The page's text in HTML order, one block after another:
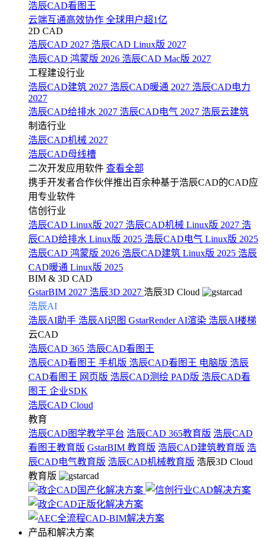
浩辰CAD看图王
云端互通高效协作 全球用户超1亿
2D CAD
浩辰CAD 2027 浩辰CAD Linux版 2027
浩辰CAD 鸿蒙版 2026 浩辰CAD Mac版 2027
工程建设行业
浩辰CAD建筑 2027 浩辰CAD暖通 2027 浩辰CAD电力
2027
浩辰CAD给排水 2027 浩辰CAD电气 2027 浩辰云建筑
制造行业
浩辰CAD机械 2027
浩辰CAD母线槽
二次开发应用软件 查看全部
携手开发者合作伙伴推出百余种基于浩辰CAD的CAD应
用专业软件
信创行业
浩辰CAD Linux版 2027 浩辰CAD机械 Linux版 2027 浩
辰CAD给排水 Linux版 2025 浩辰CAD电气 Linux版 2025
浩辰CAD 鸿蒙版 2026 浩辰CAD建筑 Linux版 2025 浩辰
CAD暖通 Linux版 2025
BIM & 3D CAD
GstarBIM 2027 浩辰3D 2027 浩辰3D Cloud
浩辰AI
浩辰AI助手 浩辰AI识图 GstarRender AI渲染 浩辰AI楼梯
云CAD
浩辰CAD 365 浩辰CAD看图王
浩辰CAD看图王 手机版 浩辰CAD看图王 电脑版 浩辰
CAD看图王 网页版 浩辰CAD测绘 PAD版 浩辰CAD看
图王 企业SDK
浩辰CAD Cloud
教育
浩辰CAD图学教学平台 浩辰CAD 365教育版 浩辰CAD
看图王教育版 GstarBIM 教育版 浩辰CAD建筑教育版 浩
辰CAD电气教育版 浩辰CAD机械教育版 浩辰3D Cloud
教育版
产品和解决方案